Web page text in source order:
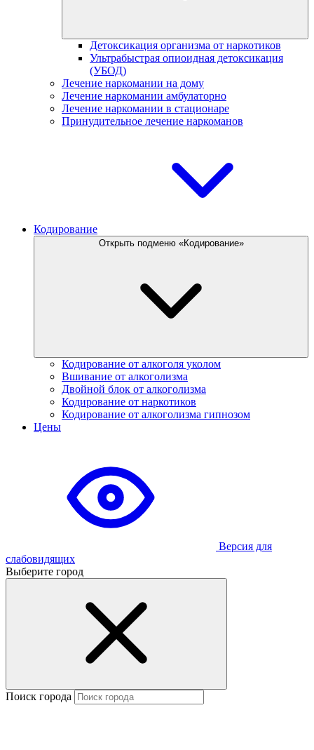
Детоксикация организма от наркотиков
Ультрабыстрая опиоидная детоксикация
(УБОД)
Лечение наркомании на дому
Лечение наркомании амбулаторно
Лечение наркомании в стационаре
Принудительное лечение наркоманов
Кодирование
Открыть подменю «Кодирование»
Кодирование от алкоголя уколом
Вшивание от алкоголизма
Двойной блок от алкоголизма
Кодирование от наркотиков
Кодирование от алкоголизма гипнозом
Цены
Версия для
слабовидящих
Выберите город
Поиск города